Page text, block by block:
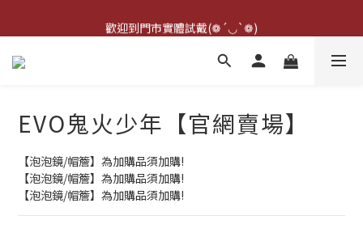
點擊右下方客服可詢問即時庫存☆*: .｡. o(≧▽≦)o .｡.:*☆
歡迎到門市實體試戴(❁´◡`❁)
雨衣盲盒現正開跑╰(*°▽°*)╯
EVO鬼火少年【官網賣場】
【泡泡鏡/帽簷】為加購品須加購!
【泡泡鏡/帽簷】為加購品須加購!
【泡泡鏡/帽簷】為加購品須加購!